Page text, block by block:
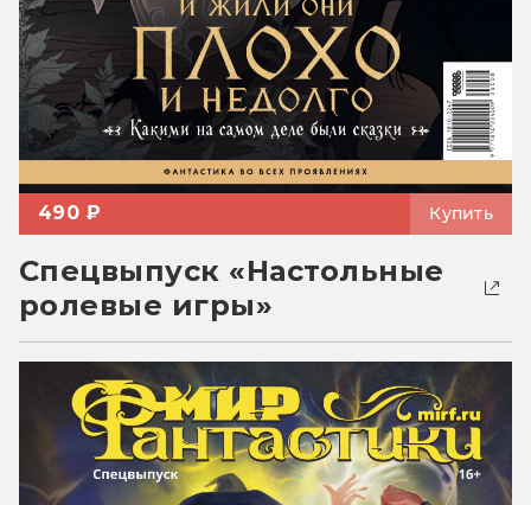
490 ₽ Купить
Спецвыпуск «Настольные
ролевые игры»